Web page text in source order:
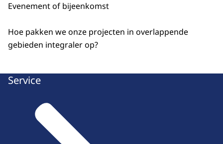
Evenement of bijeenkomst
Hoe pakken we onze projecten in overlappende
gebieden integraler op?
Service